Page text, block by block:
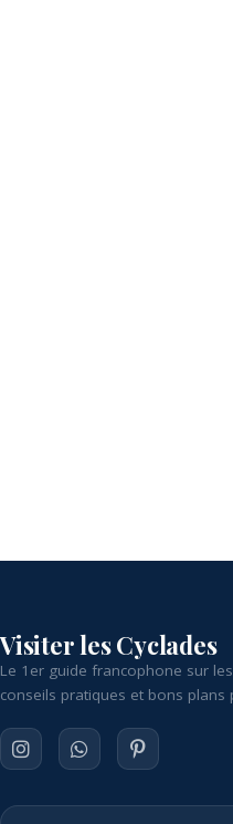
Visiter les Cyclades
Le 1er guide francophone sur
conseils pratiques et bons